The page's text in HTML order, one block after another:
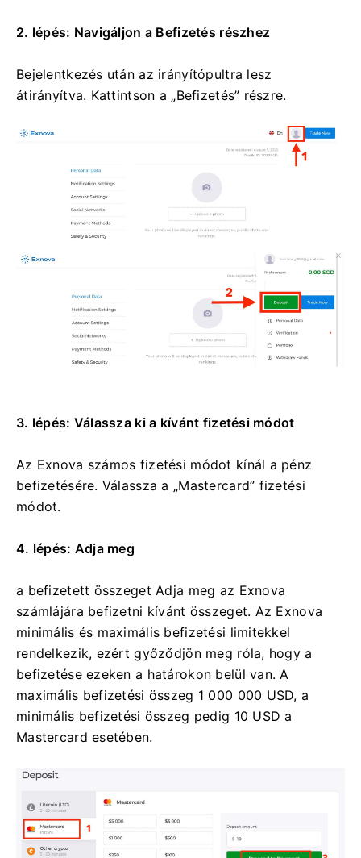
2. lépés: Navigáljon a Befizetés részhez
Bejelentkezés után az irányítópultra lesz
átirányítva. Kattintson a „Befizetés” részre.
3. lépés: Válassza ki a kívánt fizetési módot
Az Exnova számos fizetési módot kínál a pénz
befizetésére. Válassza a „Mastercard” fizetési
módot.
4. lépés: Adja meg
a befizetett összeget Adja meg az Exnova
számlájára befizetni kívánt összeget. Az Exnova
minimális és maximális befizetési limitekkel
rendelkezik, ezért győződjön meg róla, hogy a
befizetése ezeken a határokon belül van. A
maximális befizetési összeg 1 000 000 USD, a
minimális befizetési összeg pedig 10 USD a
Mastercard esetében.